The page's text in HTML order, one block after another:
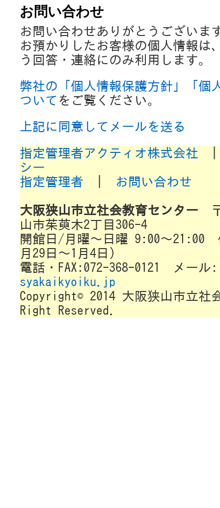
お問い合わせ
お問い合わせありがとうございま
お預かりしたお客様の個人情報は
う回答・連絡にのみ利用します。
弊社の「個人情報保護方針」「個
ついて をご覧ください。
上記に同意してメールを送る
指定管理者アクティオ株式会社
シー
指定管理者
お問い合わせ
大阪狭山市立社会教育センター
山市茱萸木2丁目306-4
開館日/月曜～日曜 9:00～21:00
月29日～1月4日)
電話・FAX:072-368-0121 メール:
syakaikyoiku.jp
Copyright© 2014 大阪狭山市立社
Right Reserved.